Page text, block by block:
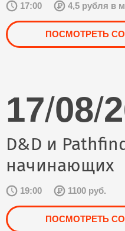
17:00 4,5 рубля в
ПОСМОТРЕТЬ
17/08/
D&D и
начинающих
19:00 1100 руб.
ПОСМОТРЕТЬ